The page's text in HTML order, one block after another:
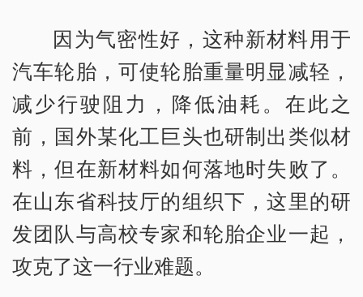
因为气密性好，这种新材料用于
汽车轮胎，可使轮胎重量明显减轻，
减少行驶阻力，降低油耗。在此之
前，国外某化工巨头也研制出类似材
料，但在新材料如何落地时失败了。
在山东省科技厅的组织下，这里的研
发团队与高校专家和轮胎企业一起，
攻克了这一行业难题。